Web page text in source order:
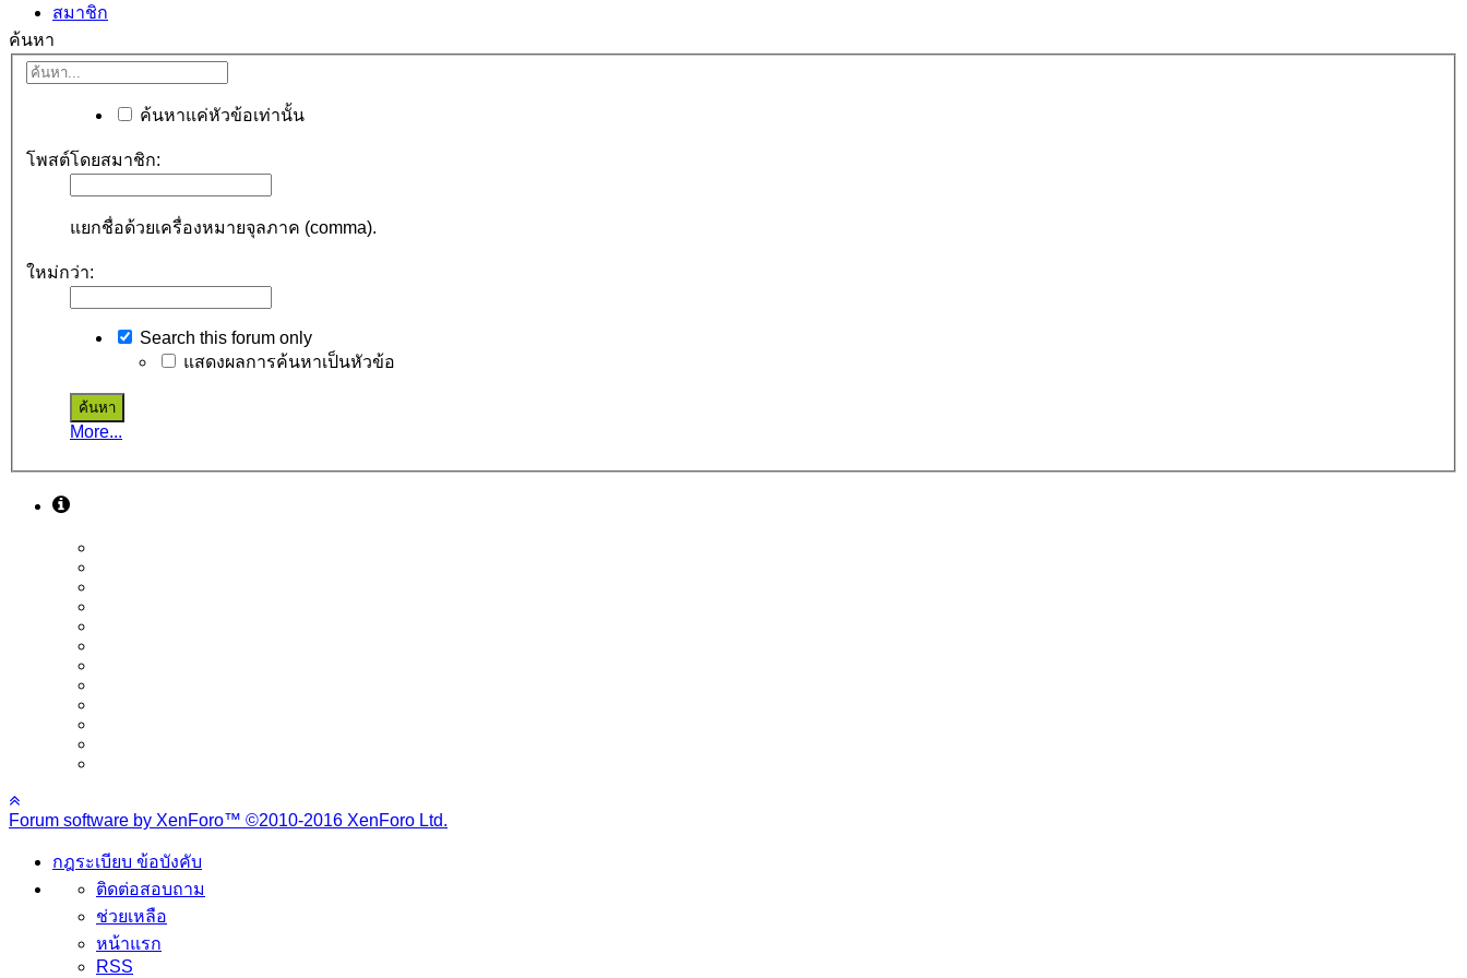
สมาชิก
ค้นหา
ค้นหาแค่หัวข้อเท่านั้น
โพสต์โดยสมาชิก:
แยกชื่อด้วยเครื่องหมายจุลภาค (comma).
ใหม่กว่า:
Search this forum only
แสดงผลการค้นหาเป็นหัวข้อ
More...
Forum software by XenForo™ ©2010-2016 XenForo Ltd.
กฎระเบียบ ข้อบังคับ
ติดต่อสอบถาม
ช่วยเหลือ
หน้าแรก
RSS